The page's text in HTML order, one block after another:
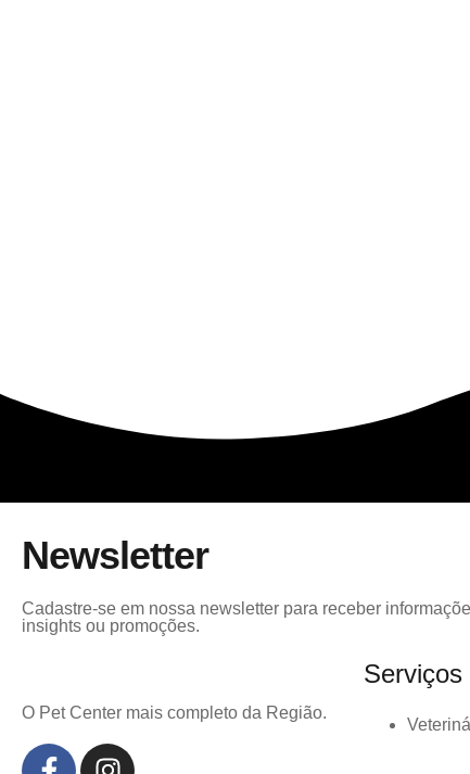
Newsletter
Cadastre-se em nossa newsletter para receber
insights ou promoções.
O Pet Center mais completo da Região.
Serviços